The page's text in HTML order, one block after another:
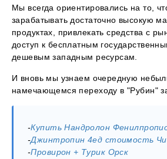
Мы всегда ориентировались на то,
зарабатывать достаточно высокую
продуктах, привлекать средства с
доступ к бесплатным
дешевым западным ресурсам.
И вновь мы узнаем очередную
намечающемся переходу в "Рубин"
-Купить Нандролон
-Джинтропин 4ед стоимость
-Провирон + Турик Орск